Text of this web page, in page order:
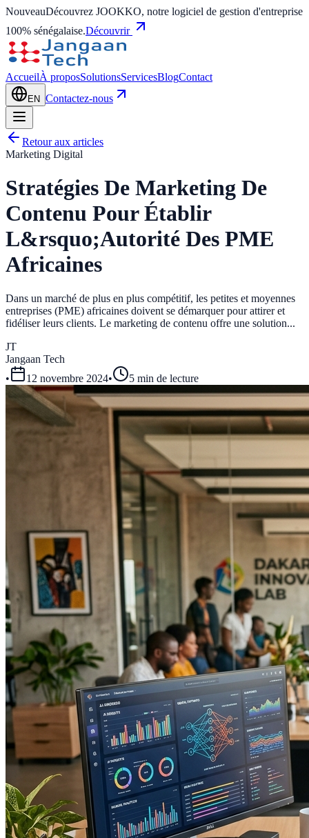
NouveauDécouvrez JOOKKO, notre logiciel de gestion d'entreprise
100% sénégalaise.Découvrir
AccueilÀ proposSolutionsServicesBlogContact
EN Contactez-nous
Retour aux articles
Marketing Digital
Stratégies De Marketing De
Contenu Pour Établir
L&rsquo;Autorité Des PME
Africaines
Dans un marché de plus en plus compétitif, les petites et moyennes
entreprises (PME) africaines doivent se démarquer pour attirer et
fidéliser leurs clients. Le marketing de contenu offre une solution...
JT
Jangaan Tech
•
12 novembre 2024• 5 min de lecture